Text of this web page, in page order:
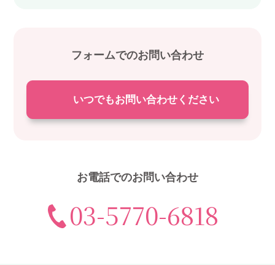
フォームでのお問い合わせ
いつでもお問い合わせください
お電話でのお問い合わせ
03-5770-6818